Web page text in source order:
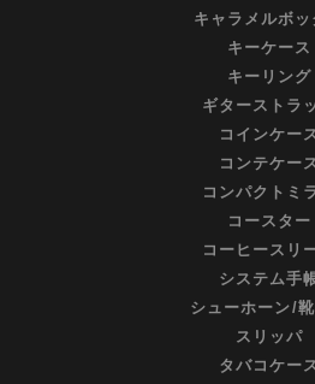
キャラメルボッ
キーケース
キーリング
ギターストラ
コインケー
コンテケー
コンパクトミ
コースター
コーヒースリ
システム手
シューホーン/
スリッパ
タバコケー